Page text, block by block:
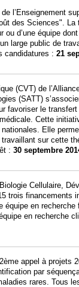
l’Enseignement
des Sciences". La
ou d’une équipe
large public de
candidatures : 21
(CVT) de
(SATT)
favoriser le
Cette
Elle
sur cette
: 30 septembre
Cellulaire,
trois financements
en recherche
en recherche
appel à projets
par
rares. Tous